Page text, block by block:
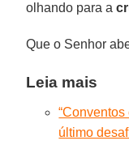
olhando para a
Que o Senhor
Leia mais
último